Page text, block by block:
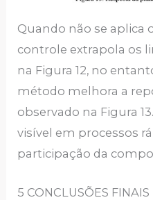
Quando não se aplica
controle extrapola os
na Figura 12, no
método melhora a
observado na Figura
visível em processos
participação da
5 CONCLUSÕES FINAIS